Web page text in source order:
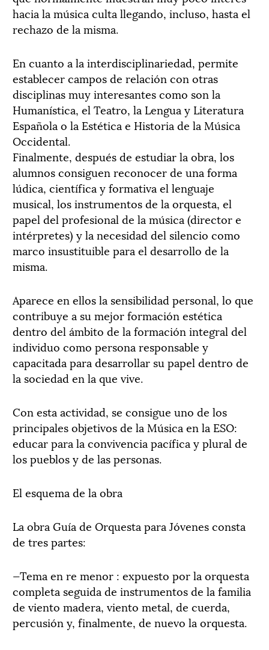
hacia la música culta llegando, incluso, hasta el
rechazo de la misma.
En cuanto a la interdisciplinariedad, permite
establecer campos de relación con otras
disciplinas muy interesantes como son la
Humanística, el Teatro, la Lengua y Literatura
Española o la Estética e Historia de la Música
Occidental.
Finalmente, después de estudiar la obra, los
alumnos consiguen reconocer de una forma
lúdica, científica y formativa el lenguaje
musical, los instrumentos de la orquesta, el
papel del profesional de la música (director e
intérpretes) y la necesidad del silencio como
marco insustituible para el desarrollo de la
misma.
Aparece en ellos la sensibilidad personal, lo que
contribuye a su mejor formación estética
dentro del ámbito de la formación integral del
individuo como persona responsable y
capacitada para desarrollar su papel dentro de
la sociedad en la que vive.
Con esta actividad, se consigue uno de los
principales objetivos de la Música en la ESO:
educar para la convivencia pacífica y plural de
los pueblos y de las personas.
El esquema de la obra
La obra Guía de Orquesta para Jóvenes consta
de tres partes:
—Tema en re menor : expuesto por la orquesta
completa seguida de instrumentos de la familia
de viento madera, viento metal, de cuerda,
percusión y, finalmente, de nuevo la orquesta.